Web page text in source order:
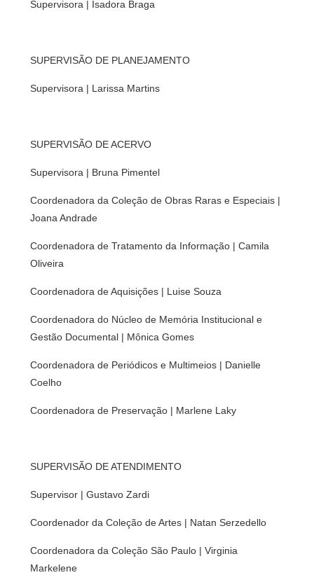
Supervisora | Isadora Braga
SUPERVISÃO DE PLANEJAMENTO
Supervisora | Larissa Martins
SUPERVISÃO DE ACERVO
Supervisora | Bruna Pimentel
Coordenadora da Coleção de Obras Raras e Especiais |
Joana Andrade
Coordenadora de Tratamento da Informação | Camila
Oliveira
Coordenadora de Aquisições | Luise Souza
Coordenadora do Núcleo de Memória Institucional e
Gestão Documental | Mônica Gomes
Coordenadora de Periódicos e Multimeios | Danielle
Coelho
Coordenadora de Preservação | Marlene Laky
SUPERVISÃO DE ATENDIMENTO
Supervisor | Gustavo Zardi
Coordenador da Coleção de Artes | Natan Serzedello
Coordenadora da Coleção São Paulo | Virginia
Markelene